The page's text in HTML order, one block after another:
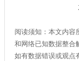
阅读须知：本文内容
和网络已知数据整合
如有数据错误或观点